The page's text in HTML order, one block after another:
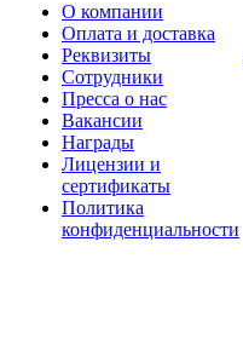
О компании
Оплата и доставка
Реквизиты
Сотрудники
Пресса о нас
Вакансии
Награды
Лицензии и
сертификаты
Политика
конфиденциальности